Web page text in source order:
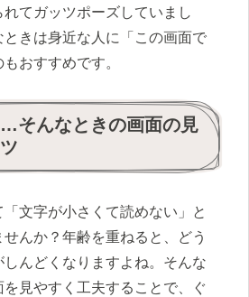
てガッツポーズしていまし
きは身近な人に「この画面で
おすすめです。
そんなときの画面の見
文字が小さくて読めない」と
んか？年齢を重ねると、どう
しんどくなりますよね。そんな
見やすく工夫することで、ぐ